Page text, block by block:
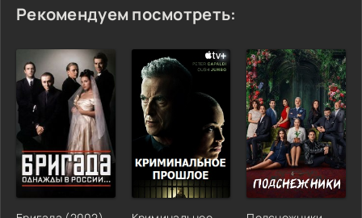
Рекомендуем посмотреть: